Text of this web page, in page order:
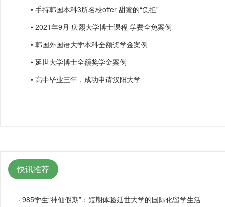
• 手持韩国本科3所名校offer 甜蜜的“负担”
• 2021年9月 庆熙大学博士课程 学费全免案例
• 韩国外国语大学本科全额奖学金案例
• 延世大学博士全额奖学金案例
• 高中毕业三年，成功申请汉阳大学
快讯推荐
· 985学生“神仙假期”：短期体验延世大学的国际化留学生活